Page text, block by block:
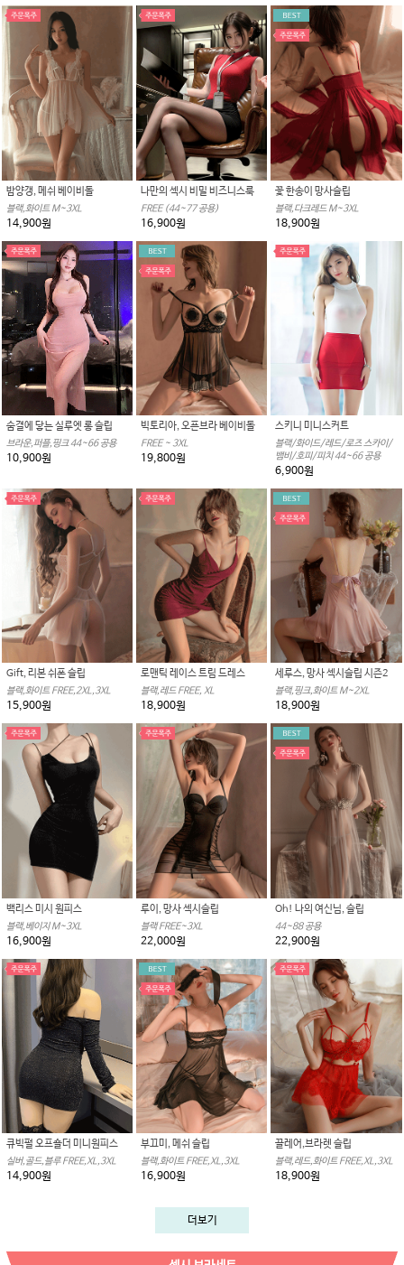
밤양갱, 메쉬 베이비돌
블랙,화이트 M~3XL
14,900원
나만의 섹시 비밀 비즈니스룩
FREE (44~77 공용)
16,900원
꽃 한송이 망사슬립
블랙,다크레드 M~3XL
18,900원
숨결에 닿는 실루엣 롱 슬립
브라운,퍼플,핑크 44~66 공용
10,900원
빅토리아, 오픈브라 베이비돌
FREE ~ 3XL
19,800원
스키니 미니스커트
블랙/화이드/레드/로즈 스카이/
뱀비/호피/피치 44~66 공용
6,900원
Gift, 리본 쉬폰 슬립
블랙,화이트 FREE,2XL,3XL
15,900원
로맨틱 레이스 트림 드레스
블랙,레드 FREE, XL
18,900원
세루스, 망사 섹시슬립 시즌2
블랙,핑크,화이트 M~2XL
18,900원
백리스 미시 원피스
블랙,베이지 M~3XL
16,900원
루이, 망사 섹시슬립
블랙 FREE~3XL
22,000원
Oh! 나의 여신님, 슬립
44~88 공용
22,900원
큐빅펄 오프숄더 미니원피스
실버,골드,블루 FREE,XL,3XL
14,900원
부끄미, 메쉬 슬립
블랙,화이트 FREE,XL,3XL
16,900원
끌레어,브라렛 슬립
블랙,레드,화이트 FREE,XL,3XL
18,900원
더보기